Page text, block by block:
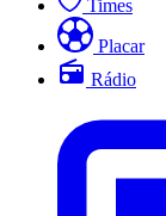
Times
Placar
Rádio